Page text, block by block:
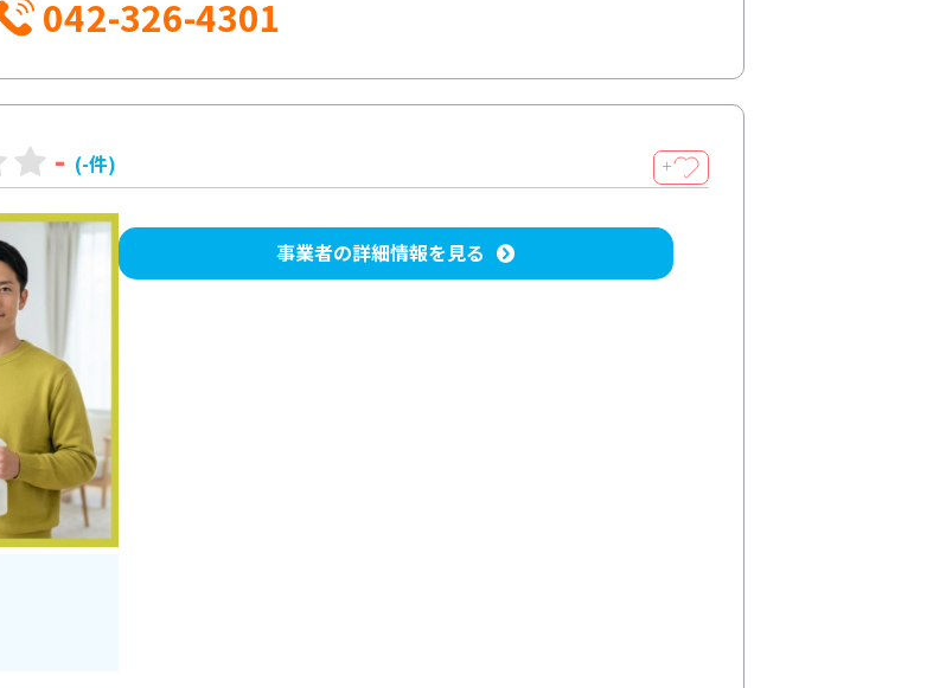
042-326-4301
- (-件) ＋
事業者の詳細情報を見る